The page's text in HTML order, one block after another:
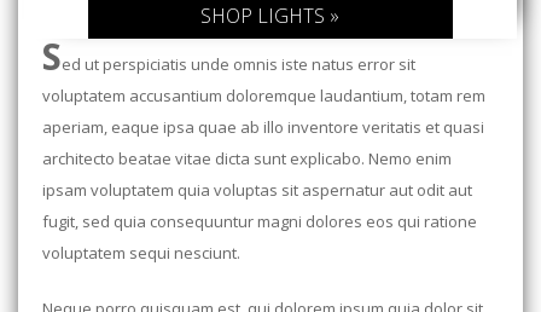
SHOP LIGHTS »
Sed ut perspiciatis unde omnis iste natus error sit
voluptatem accusantium doloremque laudantium, totam rem
aperiam, eaque ipsa quae ab illo inventore veritatis et quasi
architecto beatae vitae dicta sunt explicabo. Nemo enim
ipsam voluptatem quia voluptas sit aspernatur aut odit aut
fugit, sed quia consequuntur magni dolores eos qui ratione
voluptatem sequi nesciunt.